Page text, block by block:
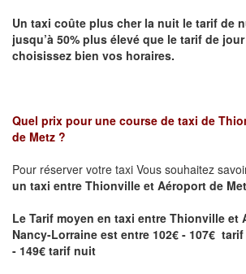
Un taxi coûte plus cher la nuit le tarif de
jusqu’à 50% plus élevé que le tarif de
choisissez bien vos horaires.
Quel prix pour une course de taxi de
de Metz ?
Pour réserver votre taxi Vous souhaitez
un taxi entre Thionville et Aéroport de
Le Tarif moyen en taxi entre Thionville et
Nancy-Lorraine est entre 102€ - 107€
- 149€ tarif nuit